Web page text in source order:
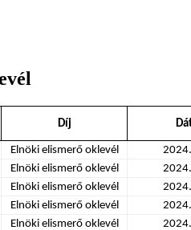
Díj
Elnöki elismerő oklevél
Elnöki elismerő oklevél
Elnöki elismerő oklevél
Elnöki elismerő oklevél
Elnöki elismerő oklevél